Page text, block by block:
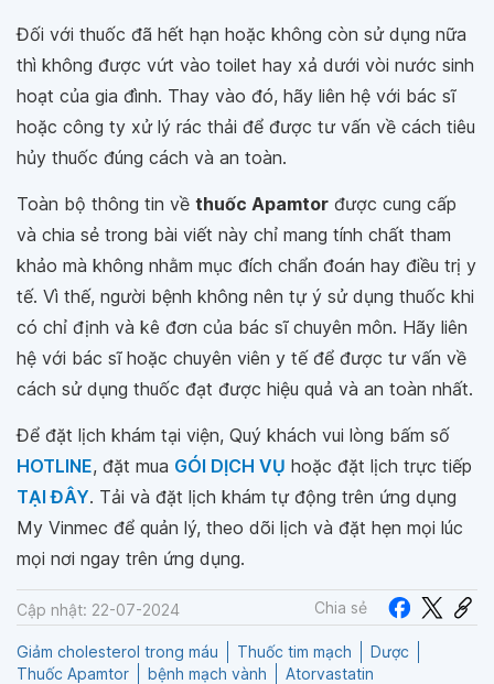
Đối với thuốc đã hết hạn hoặc không còn sử dụng nữa
thì không được vứt vào toilet hay xả dưới vòi nước sinh
hoạt của gia đình. Thay vào đó, hãy liên hệ với bác sĩ
hoặc công ty xử lý rác thải để được tư vấn về cách tiêu
hủy thuốc đúng cách và an toàn.
Toàn bộ thông tin về thuốc Apamtor được cung cấp
và chia sẻ trong bài viết này chỉ mang tính chất tham
khảo mà không nhằm mục đích chẩn đoán hay điều trị y
tế. Vì thế, người bệnh không nên tự ý sử dụng thuốc khi
có chỉ định và kê đơn của bác sĩ chuyên môn. Hãy liên
hệ với bác sĩ hoặc chuyên viên y tế để được tư vấn về
cách sử dụng thuốc đạt được hiệu quả và an toàn nhất.
Để đặt lịch khám tại viện, Quý khách vui lòng bấm số
HOTLINE, đặt mua GÓI DỊCH VỤ hoặc đặt lịch trực tiếp
TẠI ĐÂY. Tải và đặt lịch khám tự động trên ứng dụng
My Vinmec để quản lý, theo dõi lịch và đặt hẹn mọi lúc
mọi nơi ngay trên ứng dụng.
Cập nhật: 22-07-2024 Chia sẻ
Giảm cholesterol trong máu Thuốc tim mạch
Dược
Thuốc Apamtor
bệnh mạch vành Atorvastatin